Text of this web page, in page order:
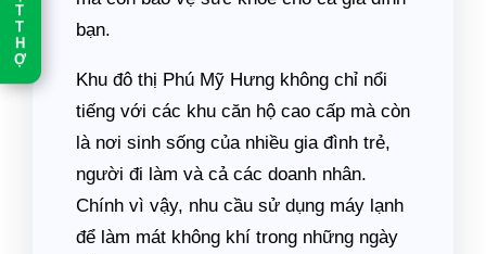
T
T
H
Ợ
bạn.
Khu đô thị Phú Mỹ Hưng không chỉ nổi
tiếng với các khu căn hộ cao cấp mà còn
là nơi sinh sống của nhiều gia đình trẻ,
người đi làm và cả các doanh nhân.
Chính vì vậy, nhu cầu sử dụng máy lạnh
để làm mát không khí trong những ngày